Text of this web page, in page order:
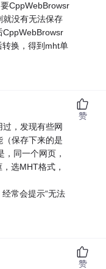
CppWebBrowsr
就没有无法保存
CppWebBrowsr
换，得到mht单
，发现有些网
保存下来的是
同一个网页，
选MHT格式，
常会提示“无法
赞
赞